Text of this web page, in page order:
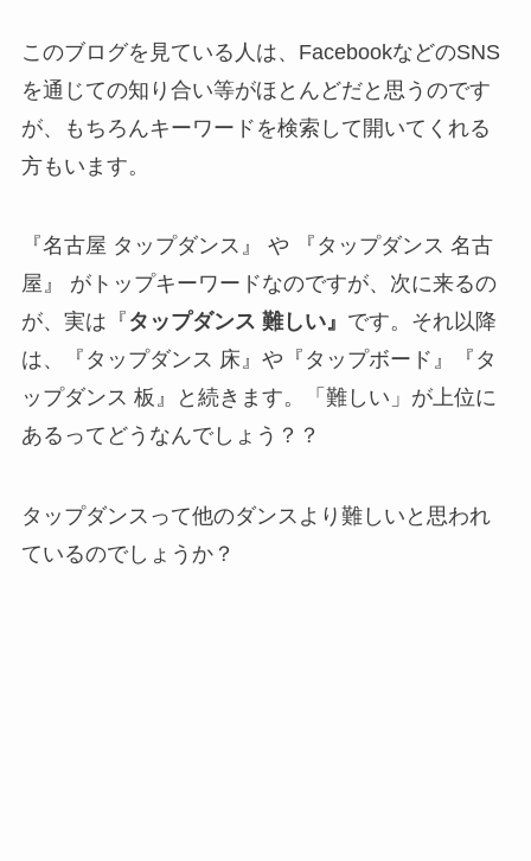
このブログを見ている人は、FacebookなどのSNS
を通じての知り合い等がほとんどだと思うのです
が、もちろんキーワードを検索して開いてくれる
方もいます。
『名古屋 タップダンス』 や 『タップダンス 名古
屋』 がトップキーワードなのですが、次に来るの
が、実は『 タップダンス 難しい』 です。それ以降
は、『タップダンス 床』や『タップボード』『タ
ップダンス 板』と続きます。「難しい」が上位に
あるってどうなんでしょう？？
タップダンスって他のダンスより難しいと思われ
ているのでしょうか？